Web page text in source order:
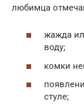
любимца
жажда
воду;
комки
стуле;